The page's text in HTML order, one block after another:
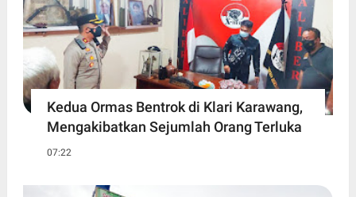
Kedua Ormas Bentrok di Klari Karawang,
Mengakibatkan Sejumlah Orang Terluka
07:22